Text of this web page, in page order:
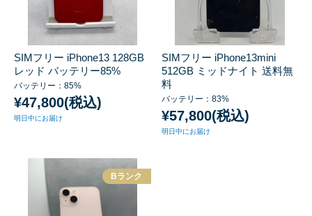
SIMフリー iPhone13 128GB
レッド バッテリー85%
バッテリー：85%
¥47,800(税込)
明日中にお届け
SIMフリー iPhone13mini
512GB ミッドナイト 送料無
料
バッテリー：83%
¥57,800(税込)
明日中にお届け
Bランク